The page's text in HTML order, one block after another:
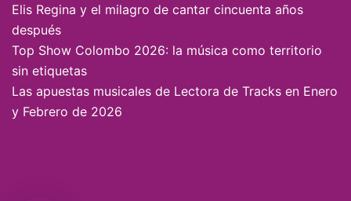
Elis Regina y el milagro de cantar cincuenta años
después
Top Show Colombo 2026: la música como territorio
sin etiquetas
Las apuestas musicales de Lectora de Tracks en Enero
y Febrero de 2026